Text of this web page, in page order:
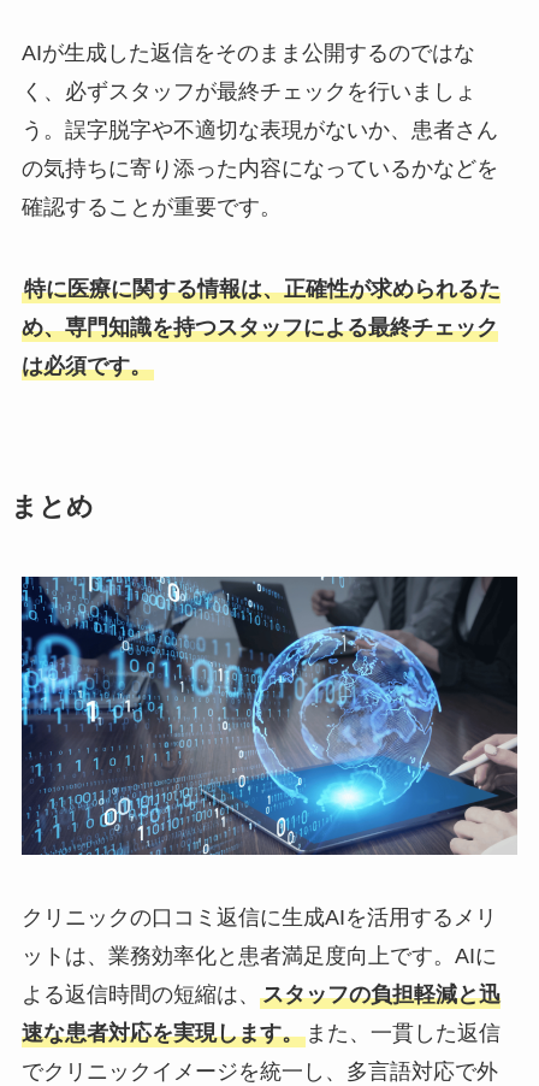
AIが生成した返信をそのまま公開するのではな
く、必ずスタッフが最終チェックを行いましょ
う。誤字脱字や不適切な表現がないか、患者さん
の気持ちに寄り添った内容になっているかなどを
確認することが重要です。
特に医療に関する情報は、正確性が求められるた
め、専門知識を持つスタッフによる最終チェック
は必須です。
まとめ
クリニックの口コミ返信に生成AIを活用するメリ
ットは、業務効率化と患者満足度向上です。AIに
よる返信時間の短縮は、 スタッフの負担軽減と迅
速な患者対応を実現します。また、一貫した返信
でクリニックイメージを統一し、多言語対応で外